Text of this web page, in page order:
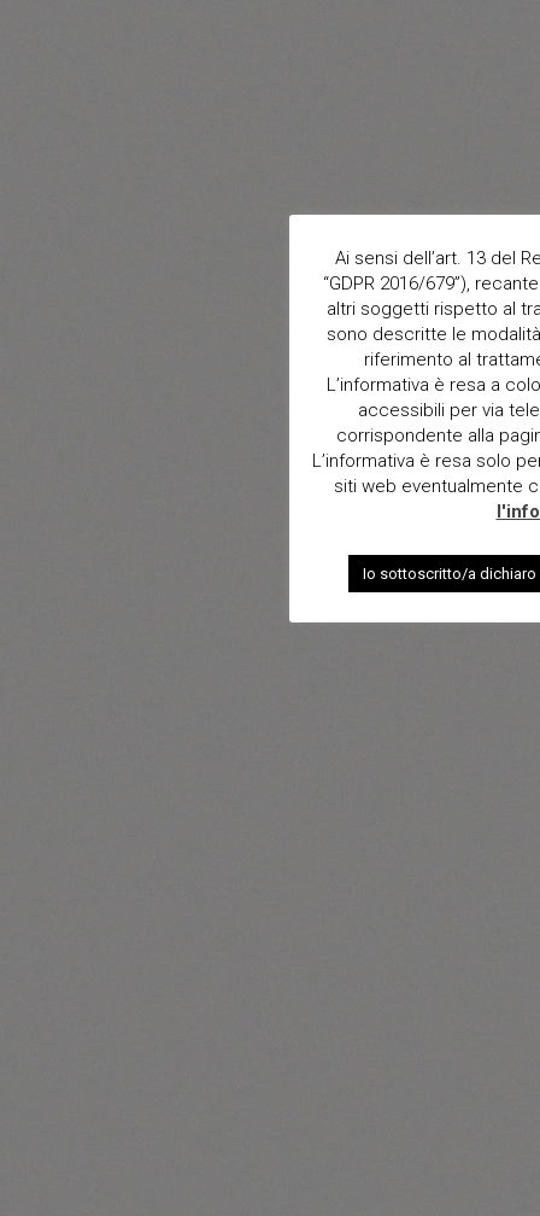
Ai sensi dell’art. 13 del
“GDPR 2016/679”),
altri soggetti rispetto al
sono descritte le
riferimento al
L’informativa è resa a
accessibili per via
corrispondente alla
L’informativa è resa solo
siti web eventualmente
Io sottoscritto/a dichiaro